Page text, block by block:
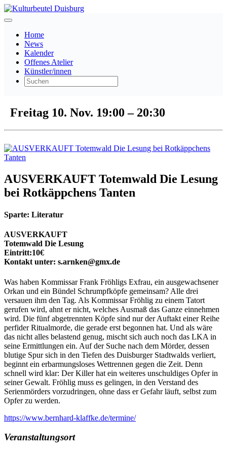
Home
News
Kalender
Offenes Atelier
Künstler/innen
Freitag 10. Nov. 19:00 – 20:30
AUSVERKAUFT Totemwald Die Lesung
bei Rotkäppchens Tanten
Sparte: Literatur
AUSVERKAUFT
Totemwald Die Lesung
Eintritt:10€
Kontakt unter: s.arnken@gmx.de
Was haben Kommissar Frank Fröhligs Exfrau, ein ausgewachsener
Orkan und ein Bündel Schrumpfköpfe gemeinsam? Alle drei
versauen ihm den Tag. Als Kommissar Fröhlig zu einem Tatort
gerufen wird, ahnt er nicht, welches Ausmaß das Ganze einnehmen
wird. Die fünf abgetrennten Köpfe sind nur der Auftakt einer Reihe
perfider Ritualmorde, die gerade erst begonnen hat. Und als wäre
das nicht alles belastend genug, mischt sich auch noch das LKA in
seine Ermittlungen ein. Auf der Suche nach dem Mörder, dessen
blutige Spur sich in den Tiefen des Duisburger Stadtwalds verliert,
beginnt ein erbarmungsloses Wettrennen gegen die Zeit. Denn
schnell wird klar: Der Killer hat ein weiteres unschuldiges Opfer in
seiner Gewalt. Fröhlig muss es gelingen, in den Verstand des
Serienmörders vorzudringen, ohne dass er Gefahr läuft, selbst zum
Opfer zu werden.
https://www.bernhard-klaffke.de/termine/
Veranstaltungsort